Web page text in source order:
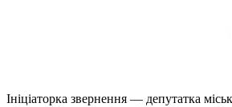
Ініціаторка звернення — депутатка